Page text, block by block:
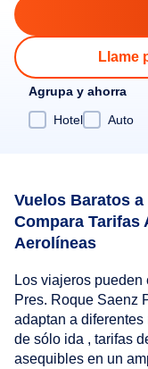
Llame
Agrupa y ahorra
Hotel
Auto
Vuelos Baratos a
Compara Tarifas
Aerolíneas
Los viajeros
Pres. Roque Saenz
adaptan a
de sólo ida , tarifas
asequibles en un